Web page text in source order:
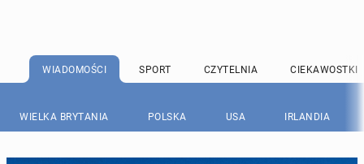
WIADOMOŚCI SPORT CZYTELNIA CIEKAWOSTKI
WIELKA BRYTANIA POLSKA USA IRLANDIA